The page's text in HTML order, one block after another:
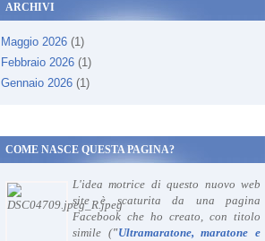
ARCHIVI
Maggio 2026 (1)
Febbraio 2026 (1)
Gennaio 2026 (1)
COME NASCE QUESTA PAGINA?
L'idea motrice di questo nuovo web
site è scaturita da una pagina
Facebook che ho creato, con titolo
simile ("Ultramaratone, maratone e